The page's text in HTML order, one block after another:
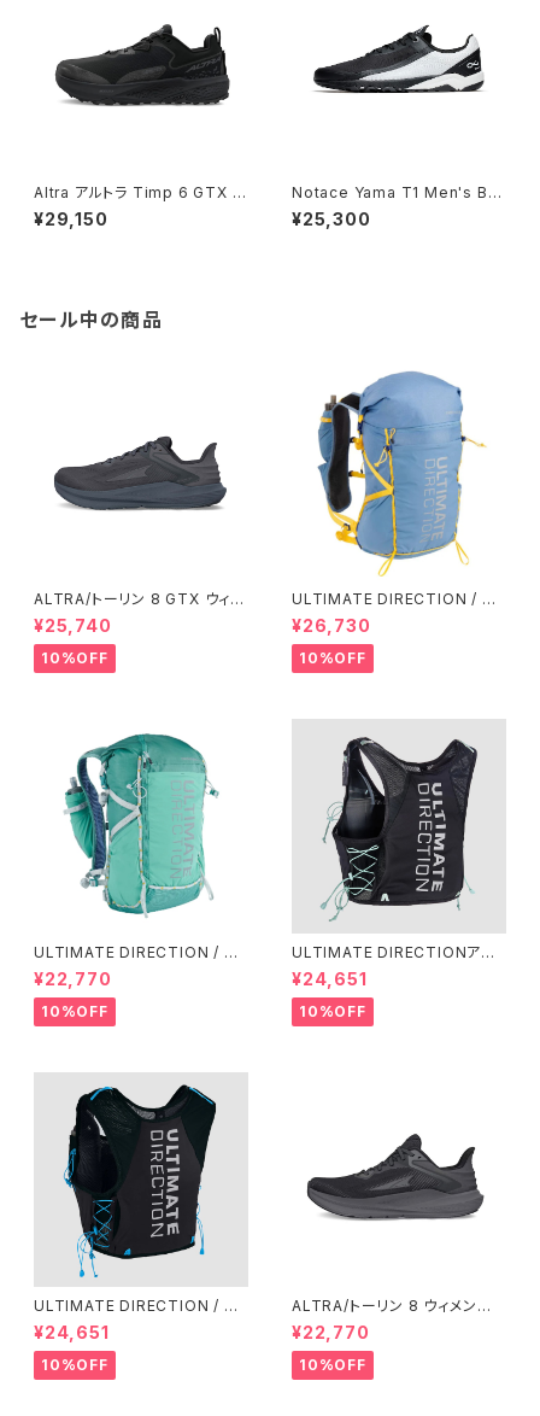
Altra アルトラ Timp 6 GTX M
en’s / Black
¥29,150
Notace Yama T1 Men's Bla
ck/White
¥25,300
セール中の商品
ALTRA/トーリン 8 GTX ウィメ
ンズ
¥25,740
10%OFF
ULTIMATE DIRECTION / ア
ルティメット ディレクション Fas
tpack 30 Men's / Fog
¥26,730
10%OFF
ULTIMATE DIRECTION / ア
ルティメット ディレクション Fas
tpackher 20 Women'S / Em
erald 2.0
¥22,770
10%OFF
ULTIMATE DIRECTIONアル
ディメット ディレクション/ XOD
US VESTA（エクソドス ベスタ）
ウィメンズ / ONYX
¥24,651
10%OFF
ULTIMATE DIRECTION / ア
ルティメット ディレクション XO
DUS VEST（エクソドス ベスト）
メンズ / ONYX
¥24,651
10%OFF
ALTRA/トーリン 8 ウィメン
ズ Black/Black
¥22,770
10%OFF